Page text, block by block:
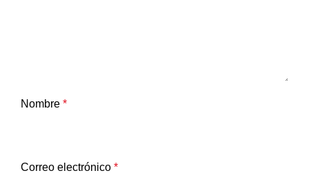
Nombre *
Correo electrónico *